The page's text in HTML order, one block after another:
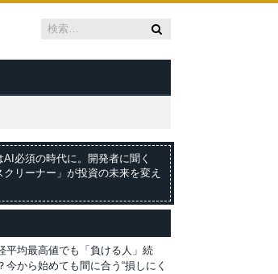
AI必須の時代に。開発者に聞く
クリーナー」が投資の未来を変え
平均最高値でも「負ける人」続
今から始めても間に合う“損しにく